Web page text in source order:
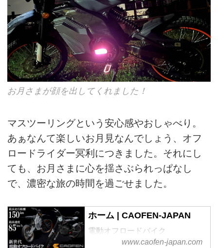
お月さまが顔を出してくれました！
マスツーリングという安心感やおしゃべり。
あぁなんて楽しいお月見なんでしょう、オフ
ロードライダー冥利につきました。それにし
ても、お月さまに心を揺さぶられっぱなし
で、濃密な旅の時間を過ごせました。
ホーム | CAOFEN-JAPAN
電動オフロードバイク
CAOFEN（カオフェン）。公道
www.caofen-japan.com